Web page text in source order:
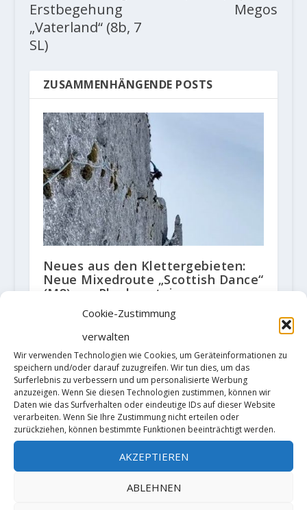
Cookie-Zustimmung
verwalten
Wir verwenden Technologien wie Cookies, um Geräteinformationen zu
speichern und/oder darauf zuzugreifen. Wir tun dies, um das
Surferlebnis zu verbessern und um personalisierte Werbung
anzuzeigen. Wenn Sie diesen Technologien zustimmen, können wir
Daten wie das Surfverhalten oder eindeutige IDs auf dieser Website
verarbeiten. Wenn Sie Ihre Zustimmung nicht erteilen oder
zurückziehen, können bestimmte Funktionen beeinträchtigt werden.
AKZEPTIEREN
ABLEHNEN
Erstbegehung
„Vaterland“ (8b, 7
SL)
Megos
ZUSAMMENHÄNGENDE POSTS
Neues aus den Klettergebieten:
Neue Mixedroute „Scottish Dance“
(M8) am Plankenstein
22. März 2022